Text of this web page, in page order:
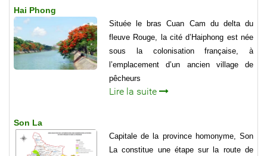
Hai Phong
Située le bras Cuan Cam du delta du
fleuve Rouge, la cité d’Haiphong est née
sous la colonisation française, à
l’emplacement d’un ancien village de
pêcheurs
Lire la suite
Son La
Capitale de la province homonyme, Son
La constitue une étape sur la route de